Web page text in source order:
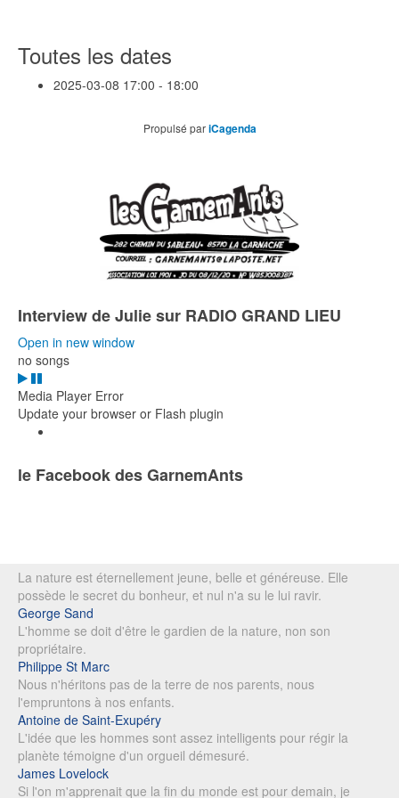
Toutes les dates
2025-03-08 17:00 - 18:00
Propulsé pariCagenda
Interview de Julie sur RADIO GRAND LIEU
Open in new window
no songs
Media Player Error
Update your browser or Flash plugin
le Facebook des GarnemAnts
La nature est éternellement jeune, belle et généreuse. Elle
possède le secret du bonheur, et nul n'a su le lui ravir.
George Sand
L'homme se doit d'être le gardien de la nature, non son
propriétaire.
Philippe St Marc
Nous n'héritons pas de la terre de nos parents, nous
l'empruntons à nos enfants.
Antoine de Saint-Exupéry
L'idée que les hommes sont assez intelligents pour régir la
planète témoigne d'un orgueil démesuré.
James Lovelock
Si l'on m'apprenait que la fin du monde est pour demain, je